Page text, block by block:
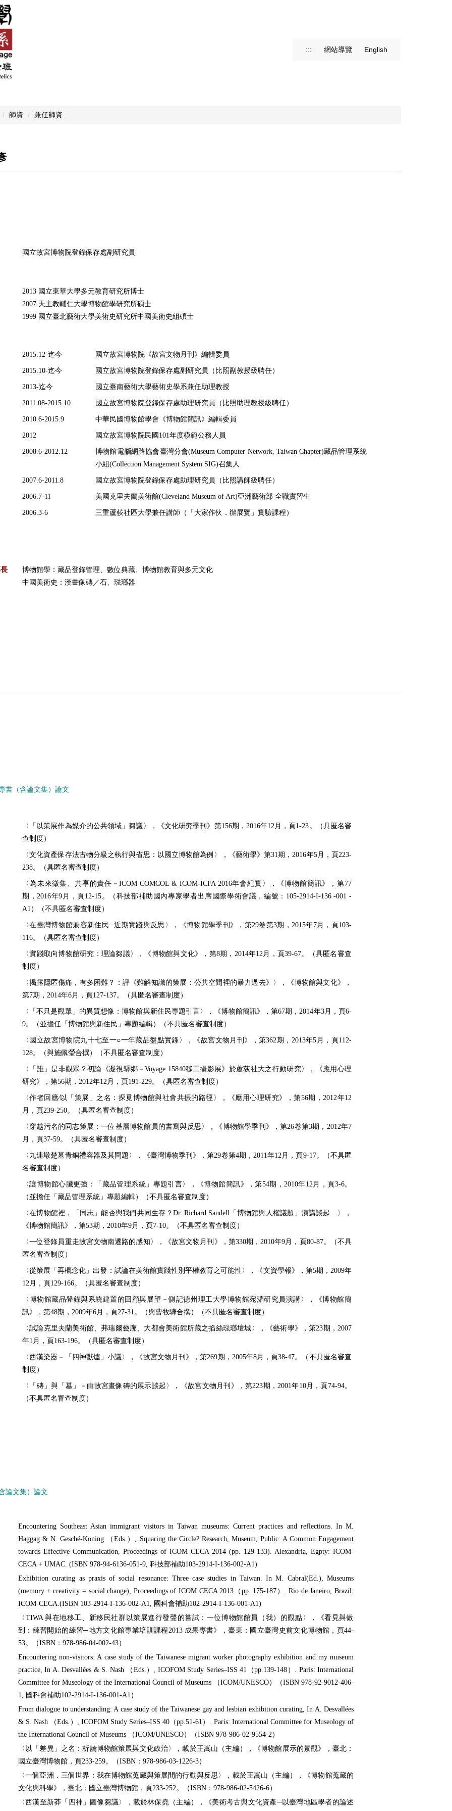
::: 網站導覽 English
師資 兼任師資
國立故宮博物院登錄保存處副研究員
2013 國立東華大學多元教育研究所博士
2007 天主教輔仁大學博物館學研究所碩士
1999 國立臺北藝術大學美術史研究所中國美術史組碩士
2015.12-迄今 國立故宮博物院《故宮文物月刊》編輯委員
2015.10-迄今 國立故宮博物院登錄保存處副研究員（比照副教授級聘任）
2013-迄今 國立臺南藝術大學藝術史學系兼任助理教授
2011.08-2015.10 國立故宮博物院登錄保存處助理研究員（比照助理教授級聘任）
2010.6-2015.9 中華民國博物館學會《博物館簡訊》編輯委員
2012 國立故宮博物院民國101年度模範公務人員
2008.6-2012.12
博物館電腦網路協會臺灣分會(Museum Computer Network, Taiwan Chapter)藏品管理系統
小組(Collection Management System SIG)召集人
2007.6-2011.8 國立故宮博物院登錄保存處助理研究員（比照講師級聘任）
2006.7-11 美國克里夫蘭美術館(Cleveland Museum of Art)亞洲藝術部 全職實習生
2006.3-6 三重蘆荻社區大學兼任講師（「大家作伙．辦展覽」實驗課程）
博物館學：藏品登錄管理、數位典藏、博物館教育與多元文化
中國美術史：漢畫像磚／石、琺瑯器
書（含論文集）論文
〈「以策展作為媒介的公共領域」芻議〉，《文化研究季刊》第156期，2016年12月，頁1-23。（具匿名審
查制度）
〈文化資產保存法古物分級之執行與省思：以國立博物館為例〉，《藝術學》第31期，2016年5月，頁223-
238。（具匿名審查制度）
〈為未來徵集、共享的責任－ICOM-COMCOL & ICOM-ICFA 2016年會紀實〉，《博物館簡訊》，第77
期，2016年9月，頁12-15。（科技部補助國內專家學者出席國際學術會議，編號：105-2914-I-136 -001 -
A1）（不具匿名審查制度）
〈在臺灣博物館兼容新住民─近期實踐與反思〉，《博物館學季刊》，第29卷第3期，2015年7月，頁103-
116。（具匿名審查制度）
〈實踐取向博物館研究：理論芻議〉，《博物館與文化》，第8期，2014年12月，頁39-67。（具匿名審查
制度）
〈揭露隱匿傷痛，有多困難？：評《難解知識的策展：公共空間裡的暴力過去》〉，《博物館與文化》，
第7期，2014年6月，頁127-137。（具匿名審查制度）
〈「不只是觀眾」的異質想像：博物館與新住民專題引言〉，《博物館簡訊》，第67期，2014年3月，頁6-
9。（並擔任「博物館與新住民」專題編輯）（不具匿名審查制度）
〈國立故宮博物院九十七至一○一年藏品盤點實錄〉，《故宮文物月刊》，第362期，2013年5月，頁112-
128。（與施佩瑩合撰）（不具匿名審查制度）
〈「誰」是非觀眾？初論《凝視驛鄉－Voyage 15840移工攝影展》於蘆荻社大之行動研究〉，《應用心理
研究》，第56期，2012年12月，頁191-229。（具匿名審查制度）
〈作者回應∕以「策展」之名：探覓博物館與社會共振的路徑〉，《應用心理研究》，第56期，2012年12
月，頁239-250。（具匿名審查制度）
〈穿越污名的同志策展：一位基層博物館員的書寫與反思〉，《博物館學季刊》，第26卷第3期，2012年7
月，頁37-59。（具匿名審查制度）
〈九連墩楚墓青銅禮容器及其問題〉，《臺灣博物季刊》，第29卷第4期，2011年12月，頁9-17。（不具匿
名審查制度）
〈讓博物館心臟更強：「藏品管理系統」專題引言〉，《博物館簡訊》，第54期，2010年12月，頁3-6。
（並擔任「藏品管理系統」專題編輯）（不具匿名審查制度）
〈在博物館裡，「同志」能否與我們共同生存？Dr. Richard Sandell「博物館與人權議題」演講談起…〉，
《博物館簡訊》，第53期，2010年9月，頁7-10。（不具匿名審查制度）
〈一位登錄員重走故宮文物南遷路的感知〉，《故宮文物月刊》，第330期，2010年9月，頁80-87。（不具
匿名審查制度）
〈從策展「再概念化」出發：試論在美術館實踐性別平權教育之可能性〉，《文資學報》，第5期，2009年
12月，頁129-166。（具匿名審查制度）
〈博物館藏品登錄與系統建置的回顧與展望－側記德州理工大學博物館宛湄研究員演講〉，《博物館簡
訊》，第48期，2009年6月，頁27-31。（與曹牧驊合撰）（不具匿名審查制度）
〈試論克里夫蘭美術館、弗瑞爾藝廊、大都會美術館所藏之掐絲琺瑯壇城〉，《藝術學》，第23期，2007
年1月，頁163-196。（具匿名審查制度）
〈西漢染器－「四神獸爐」小議〉，《故宮文物月刊》，第269期，2005年8月，頁38-47。（不具匿名審查
制度）
〈「磚」與「墓」－由故宮畫像磚的展示談起〉，《故宮文物月刊》，第223期，2001年10月，頁74-94。
（不具匿名審查制度）
論文集）論文
Encountering Southeast Asian immigrant visitors in Taiwan museums: Current practices and reflections. In M.
Haggag & N. Gesché-Koning （Eds.）, Squaring the Circle? Research, Museum, Public: A Common Engagement
towards Effective Communication, Proceedings of ICOM CECA 2014 (pp. 129-133). Alexandria, Egpty: ICOM-
CECA + UMAC. (ISBN 978-94-6136-051-9, 科技部補助103-2914-I-136-002-A1)
Exhibition curating as praxis of social resonance: Three case studies in Taiwan. In M. Cabral(Ed.), Museums
(memory + creativity = social change), Proceedings of ICOM CECA 2013（pp. 175-187）. Rio de Janeiro, Brazil:
ICOM-CECA.(ISBN 103-2914-I-136-002-A1, 國科會補助102-2914-I-136-001-A1)
〈TIWA 與在地移工、新移民社群以策展進行發聲的嘗試：一位博物館館員（我）的觀點〉，《看見與做
到：練習開始的練習─地方文化館專業培訓課程2013 成果專書》，臺東：國立臺灣史前文化博物館，頁44-
53。（ISBN：978-986-04-002-43）
Encountering non-visitors: A case study of the Taiwanese migrant worker photography exhibition and my museum
practice, In A. Desvallées & S. Nash （Eds.）, ICOFOM Study Series–ISS 41（pp.139-148）. Paris: International
Committee for Museology of the International Council of Museums （ICOM/UNESCO）（ISBN 978-92-9012-406-
1, 國科會補助102-2914-I-136-001-A1）
From dialogue to understanding: A case study of the Taiwanese gay and lesbian exhibition curating, In A. Desvallées
& S. Nash （Eds.）, ICOFOM Study Series–ISS 40（pp.51-61）. Paris: International Committee for Museology of
the International Council of Museums （ICOM/UNESCO）（ISBN 978-986-02-9554-2）
〈以「差異」之名：析論博物館策展與文化政治〉，載於王嵩山（主編），《博物館展示的景觀》，臺北：
國立臺灣博物館，頁233-259。（ISBN：978-986-03-1226-3）
〈一個亞洲．三個世界：我在博物館蒐藏與策展間的行動與反思〉，載於王嵩山（主編），《博物館蒐藏的
文化與科學》，臺北：國立臺灣博物館，頁233-252。（ISBN：978-986-02-5426-6）
〈西漢至新莽「四神」圖像芻議〉，載於林保堯（主編），《美術考古與文化資產─以臺灣地區學者的論述